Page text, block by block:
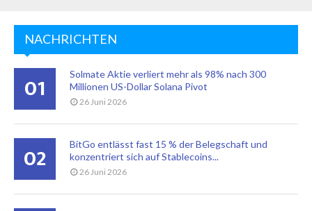
NACHRICHTEN
01
Solmate Aktie verliert mehr als 98% nach 300
Millionen US-Dollar Solana Pivot
26 Juni 2026
02
BitGo entlässt fast 15 % der Belegschaft und
konzentriert sich auf Stablecoins...
26 Juni 2026